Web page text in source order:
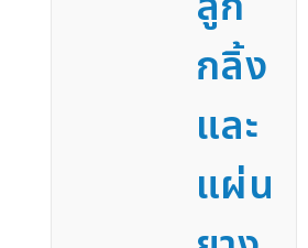
กลิ้ง
และ
แผ่น